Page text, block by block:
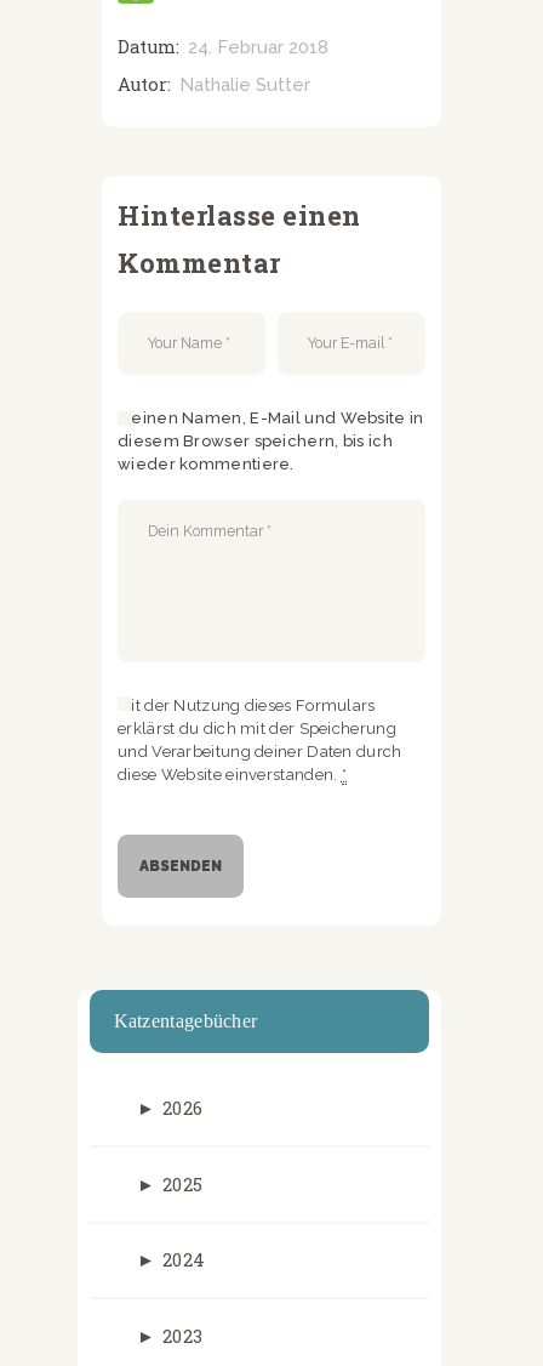
Datum: 24. Februar 2018
Autor: Nathalie Sutter
Hinterlasse einen
Kommentar
Meinen Namen, E-Mail und Website in
diesem Browser speichern, bis ich
wieder kommentiere.
Mit der Nutzung dieses Formulars
erklärst du dich mit der Speicherung
und Verarbeitung deiner Daten durch
diese Website einverstanden. *
Katzentagebücher
► 2026
► 2025
► 2024
► 2023